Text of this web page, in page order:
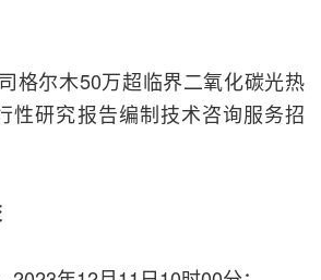
格尔木50万超临界二氧化碳光热
性研究报告编制技术咨询服务招